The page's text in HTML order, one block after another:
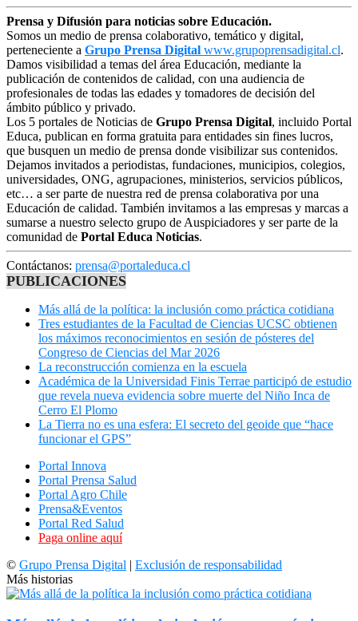
Prensa y Difusión para noticias sobre Educación.
Somos un medio de prensa colaborativo, temático y digital,
perteneciente a Grupo Prensa Digital www.grupoprensadigital.cl.
Damos visibilidad a temas del área Educación, mediante la
publicación de contenidos de calidad, con una audiencia de
profesionales de todas las edades y tomadores de decisión del
ámbito público y privado.
Los 5 portales de Noticias de Grupo Prensa Digital, incluido Portal
Educa, publican en forma gratuita para entidades sin fines lucros,
que busquen un medio de prensa donde visibilizar sus contenidos.
Dejamos invitados a periodistas, fundaciones, municipios, colegios,
universidades, ONG, agrupaciones, ministerios, servicios públicos,
etc… a ser parte de nuestra red de prensa colaborativa por una
Educación de calidad. También invitamos a las empresas y marcas a
sumarse a nuestro selecto grupo de Auspiciadores y ser parte de la
comunidad de Portal Educa Noticias.
Contáctanos: prensa@portaleduca.cl
PUBLICACIONES
Más allá de la política: la inclusión como práctica cotidiana
Tres estudiantes de la Facultad de Ciencias UCSC obtienen
los máximos reconocimientos en sesión de pósteres del
Congreso de Ciencias del Mar 2026
La reconstrucción comienza en la escuela
Académica de la Universidad Finis Terrae participó de estudio
que revela nueva evidencia sobre muerte del Niño Inca de
Cerro El Plomo
La Tierra no es una esfera: El secreto del geoide que “hace
funcionar el GPS”
Portal Innova
Portal Prensa Salud
Portal Agro Chile
Prensa&Eventos
Portal Red Salud
Paga online aquí
© Grupo Prensa Digital | Exclusión de responsabilidad
Más historias